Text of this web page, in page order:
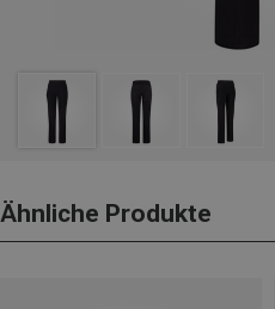
Ähnliche Produkte